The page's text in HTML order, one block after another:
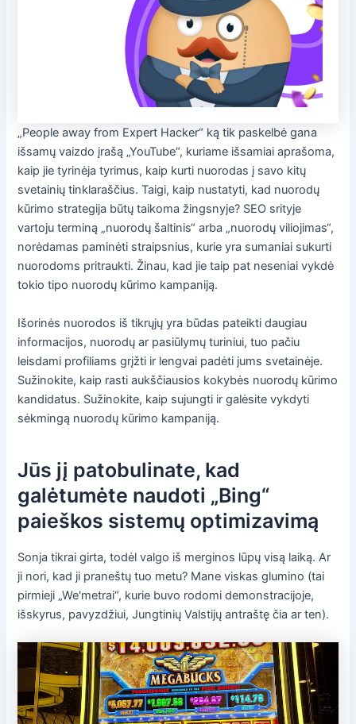
„People away from Expert Hacker“ ką tik paskelbė gana
išsamų vaizdo įrašą „YouTube“, kuriame išsamiai aprašoma,
kaip jie tyrinėja tyrimus, kaip kurti nuorodas į savo kitų
svetainių tinklaraščius. Taigi, kaip nustatyti, kad nuorodų
kūrimo strategija būtų taikoma žingsnyje? SEO srityje
vartoju terminą „nuorodų šaltinis“ arba „nuorodų viliojimas“,
norėdamas paminėti straipsnius, kurie yra sumaniai sukurti
nuorodoms pritraukti. Žinau, kad jie taip pat neseniai vykdė
tokio tipo nuorodų kūrimo kampaniją.
Išorinės nuorodos iš tikrųjų yra būdas pateikti daugiau
informacijos, nuorodų ar pasiūlymų turiniui, tuo pačiu
leisdami profiliams grįžti ir lengvai padėti jums svetainėje.
Sužinokite, kaip rasti aukščiausios kokybės nuorodų kūrimo
kandidatus. Sužinokite, kaip sujungti ir galėsite vykdyti
sėkmingą nuorodų kūrimo kampaniją.
Jūs jį patobulinate, kad
galėtumėte naudoti „Bing“
paieškos sistemų optimizavimą
Sonja tikrai girta, todėl valgo iš merginos lūpų visą laiką. Ar
ji nori, kad ji praneštų tuo metu? Mane viskas glumino (tai
pirmieji „We'metrai“, kurie buvo rodomi demonstracijoje,
išskyrus, pavyzdžiui, Jungtinių Valstijų antraštę čia ar ten).